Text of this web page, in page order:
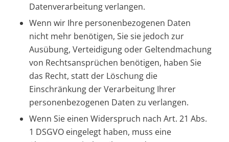
Datenverarbeitung verlangen.
Wenn wir Ihre personenbezogenen Daten
nicht mehr benötigen, Sie sie jedoch zur
Ausübung, Verteidigung oder Geltendmachung
von Rechtsansprüchen benötigen, haben Sie
das Recht, statt der Löschung die
Einschränkung der Verarbeitung Ihrer
personenbezogenen Daten zu verlangen.
Wenn Sie einen Widerspruch nach Art. 21 Abs.
1 DSGVO eingelegt haben, muss eine